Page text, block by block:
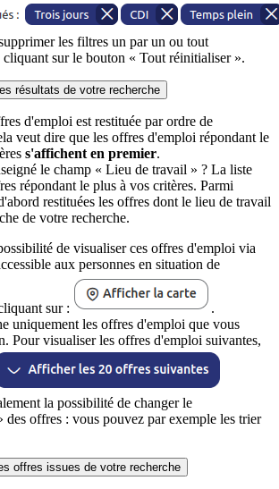
les filtres un par un ou tout
sur le bouton « Tout réinitialiser ».
résultats de votre recherche
d'emploi est restituée par ordre de
veut dire que les offres d'emploi répondant le
s'affichent en premier.
le champ « Lieu de travail » ? La liste
répondant le plus à vos critères. Parmi
restituées les offres dont le lieu de travail
de votre recherche.
de visualiser ces offres d'emploi via
aux personnes en situation de
sur :
.
uniquement les offres d'emploi que vous
Pour visualiser les offres d'emploi suivantes,
la possibilité de changer le
des offres : vous pouvez par exemple les trier
offres issues de votre recherche